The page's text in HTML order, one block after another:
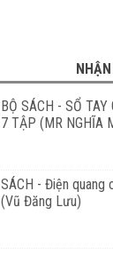
BỘ SÁCH - SỔ
7 TẬP (MR NGHĨA
SÁCH - Điện quang
(Vũ Đăng Lưu)